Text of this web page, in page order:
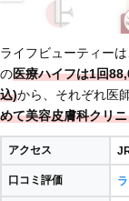
ライフビューティーは
の医療ハイフは1回
込)から、それぞれ医
めて美容皮膚科クリ
アクセス
口コミ評価